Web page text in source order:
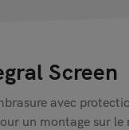
Screen
avec
un montage sur le